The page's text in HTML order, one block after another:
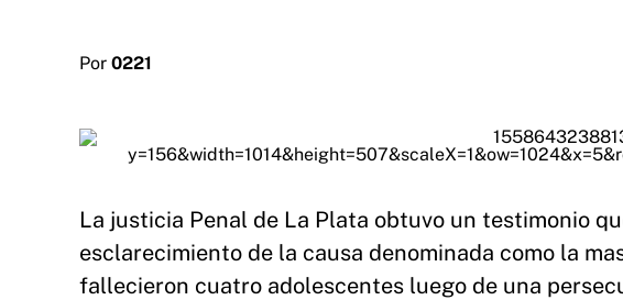
Por 0221
La justicia Penal de La Plata obtuvo un testimonio
esclarecimiento de la causa denominada como la
fallecieron cuatro adolescentes luego de una